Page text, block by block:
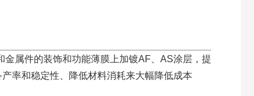
属件的装饰和功能薄膜上加镀AF、AS涂层，提
率和稳定性、降低材料消耗来大幅降低成本